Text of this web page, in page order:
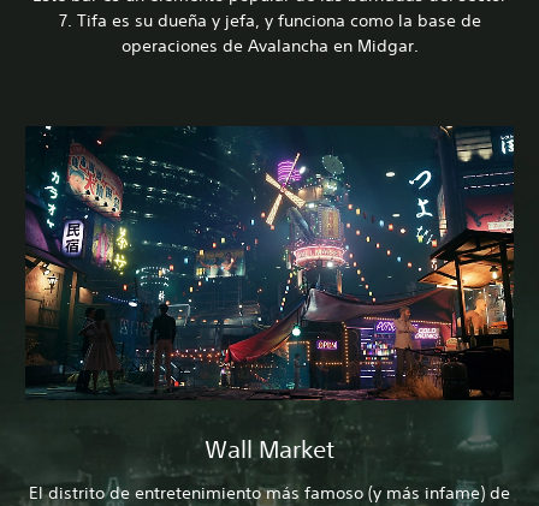
7. Tifa es su dueña y jefa, y funciona como la base de
operaciones de Avalancha en Midgar.
Wall Market
El distrito de entretenimiento más famoso (y más infame) de